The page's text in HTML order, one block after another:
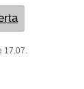
17.07.